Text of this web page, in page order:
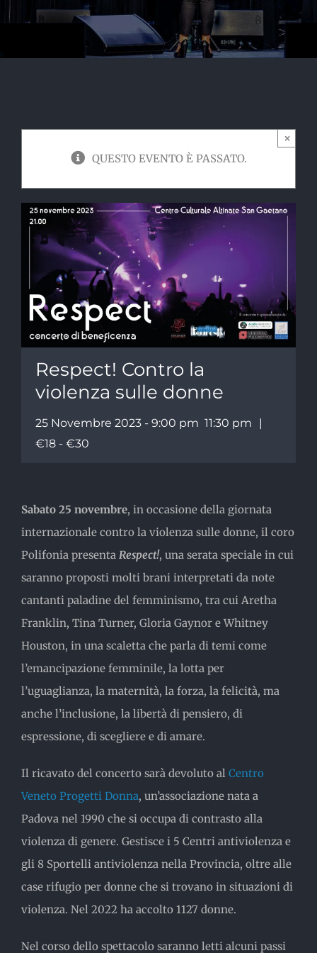
QUESTO EVENTO È PASSATO.
×
Respect! Contro la
violenza sulle donne
25 Novembre 2023 - 9:00 pm 11:30 pm
|
€18 - €30
Sabato 25 novembre, in occasione della giornata
internazionale contro la violenza sulle donne, il coro
Polifonia presenta Respect!, una serata speciale in cui
saranno proposti molti brani interpretati da note
cantanti paladine del femminismo, tra cui Aretha
Franklin, Tina Turner, Gloria Gaynor e Whitney
Houston, in una scaletta che parla di temi come
l’emancipazione femminile, la lotta per
l’uguaglianza, la maternità, la forza, la felicità, ma
anche l’inclusione, la libertà di pensiero, di
espressione, di scegliere e di amare.
Il ricavato del concerto sarà devoluto al Centro
Veneto Progetti Donna, un’associazione nata a
Padova nel 1990 che si occupa di contrasto alla
violenza di genere. Gestisce i 5 Centri antiviolenza e
gli 8 Sportelli antiviolenza nella Provincia, oltre alle
case rifugio per donne che si trovano in situazioni di
violenza. Nel 2022 ha accolto 1127 donne.
Nel corso dello spettacolo saranno letti alcuni passi